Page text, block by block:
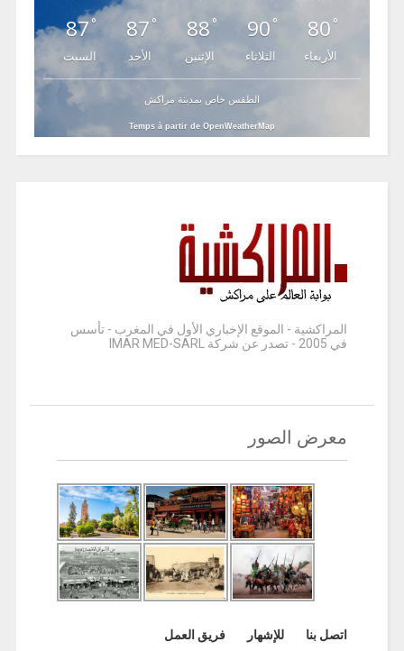
87°
السبت
87 °
الأحد
88°
الإثنين
90 °
الثلاثاء
80 °
الأربعاء
الطقس خاص بمدينة مراكش
Temps à partir de OpenWeatherMap
المراكشية - الموقع الإخباري الأول في المغرب - تأسس
في 2005 - تصدر عن شركة IMAR MED-SARL
معرض الصور
اتصل بنا للإشهار فريق العمل